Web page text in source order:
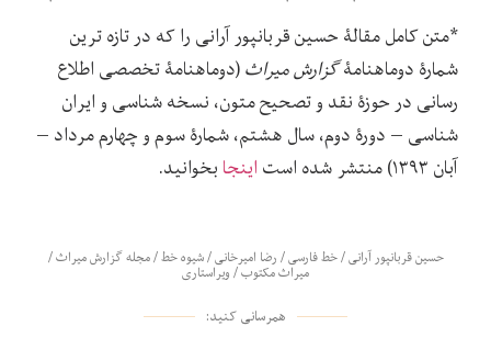
*متن کامل مقالۀ حسین قربانپور آرانی را که در تازه ترین
شمارۀ دوماهنامۀگزارش میراث(دوماهنامۀ تخصصی اطلاع
رسانی در حوزۀ نقد و تصحیح متون، نسخه شناسی و ایران
شناسی – دورۀ دوم، سال هشتم، شمارۀ سوم و چهارم مرداد –
آبان ۱۳۹۳) منتشر شده است
اینجا بخوانید.
حسین قربانپور آرانی/خط فارسی/رضا امیرخانی/شیوه خط/مجله گزارش میراث/
میراث مکتوب/ویراستاری
همرسانی کنید: